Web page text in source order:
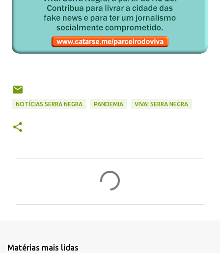
NOTÍCIAS SERRA NEGRA PANDEMIA VIVA! SERRA NEGRA
t
Matérias mais lidas